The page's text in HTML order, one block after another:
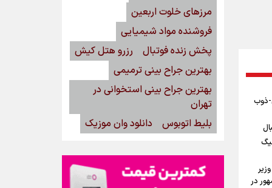
ذوب
در
مرزهای خلوت اربعین
فروشنده مواد شیمیایی
پخش زنده فوتبال
رزرو هتل کیش
بهترین جراح بینی ترمیمی
بهترین جراح بینی استخوانی در
تهران
بلیط اتوبوس
دانلود وان موزیک